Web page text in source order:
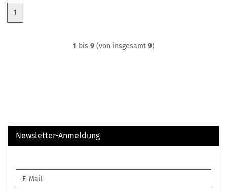
1
1 bis 9(von insgesamt 9)
Newsletter-Anmeldung
ZUR
E-
Mail